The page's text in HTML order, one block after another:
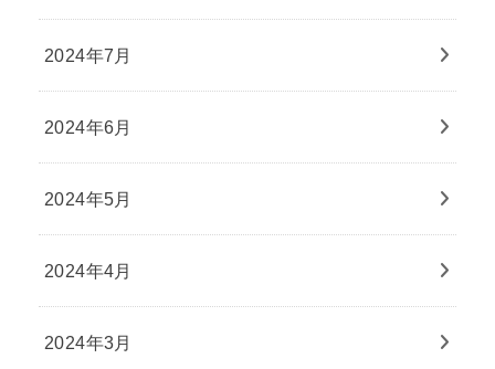
2024年7月
2024年6月
2024年5月
2024年4月
2024年3月